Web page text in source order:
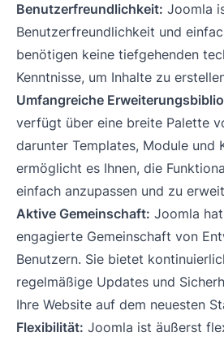
Benutzerfreundlichkeit: Joomla
Benutzerfreundlichkeit und
benötigen keine tiefgehenden
Kenntnisse, um Inhalte zu
Umfangreiche
verfügt über eine breite Palette
darunter Templates, Module und
ermöglicht es Ihnen, die
einfach anzupassen und zu
Aktive Gemeinschaft: Joomla
engagierte Gemeinschaft von
Benutzern. Sie bietet
regelmäßige Updates und
Ihre Website auf dem neuesten
Flexibilität: Joomla ist äußerst